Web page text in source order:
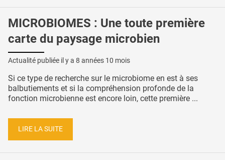
MICROBIOMES : Une toute première
carte du paysage microbien
Actualité publiée il y a 8 années 10 mois
Si ce type de recherche sur le microbiome en est à ses
balbutiements et si la compréhension profonde de la
fonction microbienne est encore loin, cette première ...
LIRE LA SUITE